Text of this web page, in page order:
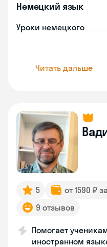
Немецкий язык
Уроки немецкого
Читать дальше
5 от 1590 ₽
9 отзывов
Помогает
иностранном